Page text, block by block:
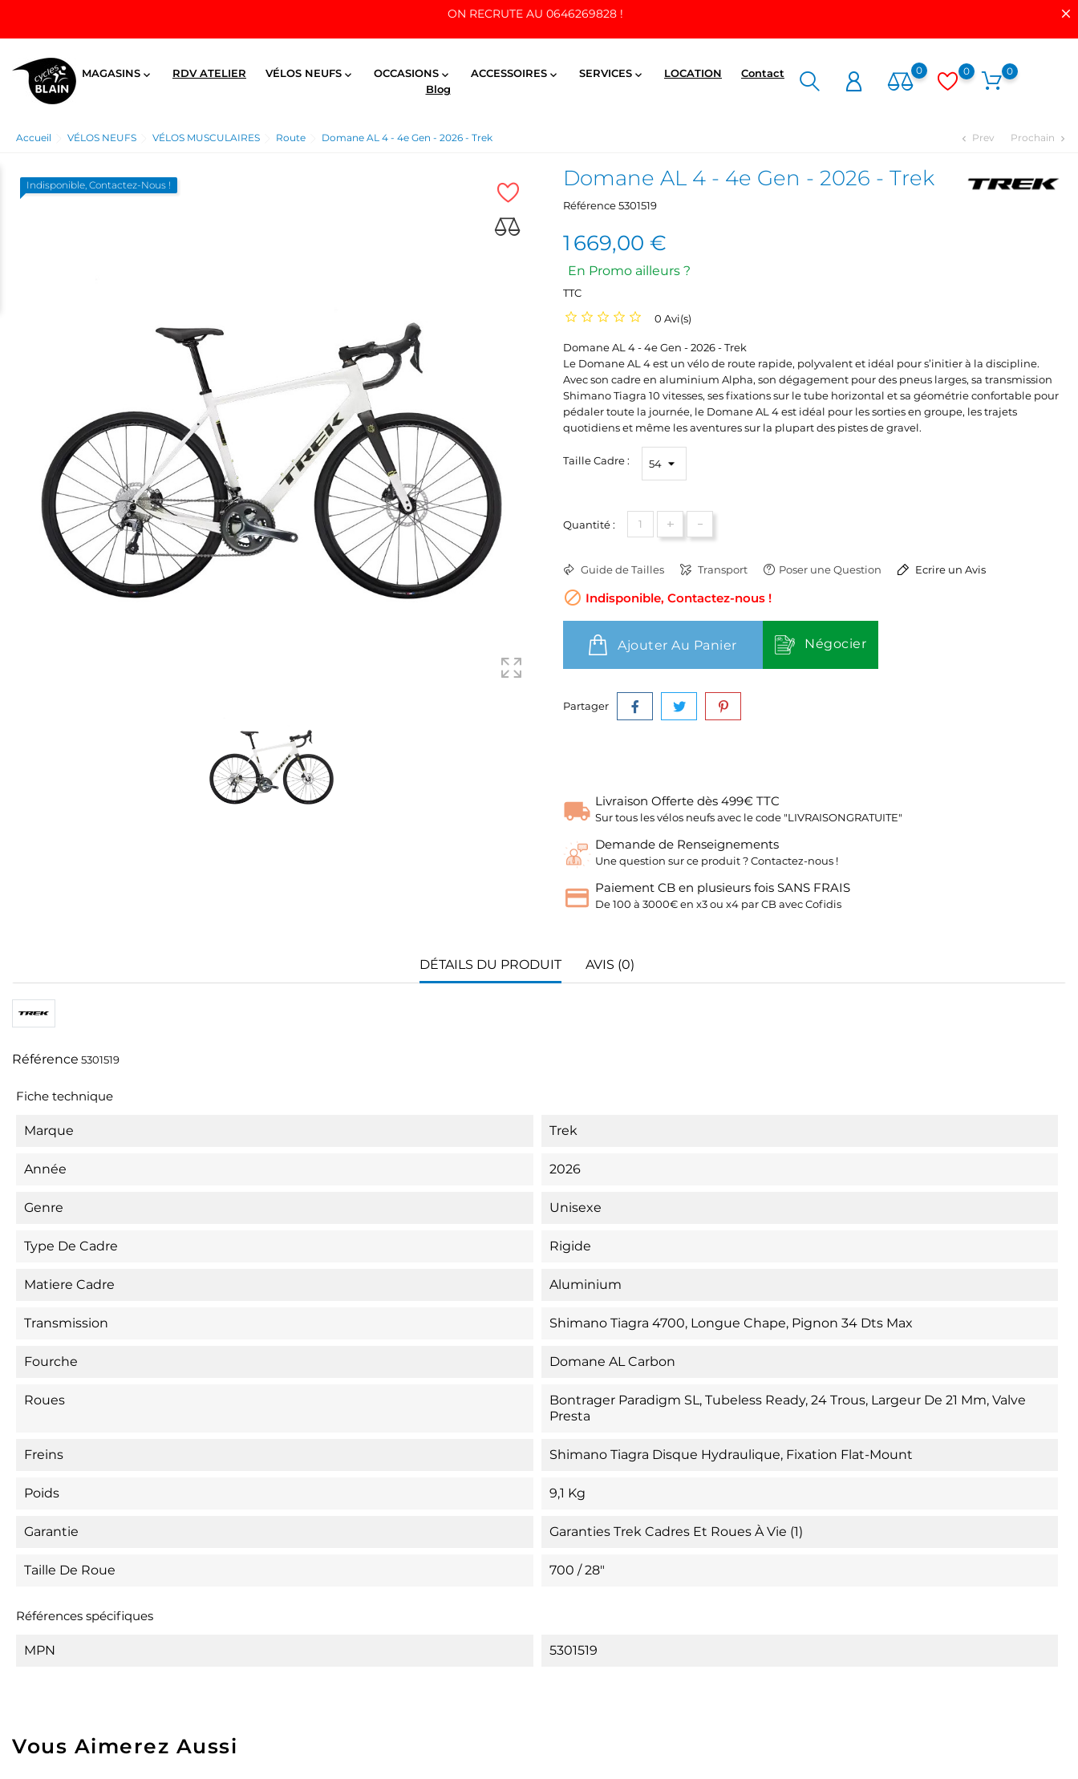
ON RECRUTE AU 0646269828 !
MAGASINS  RDV ATELIER VÉLOS NEUFS  OCCASIONS  ACCESSOIRES  SERVICES  LOCATION
Contact
Blog
0 0 0
Accueil VÉLOS NEUFS VÉLOS MUSCULAIRES Route Domane AL 4 - 4e Gen - 2026 - Trek chevron_left Prev Prochain chevron_right
Indisponible, Contactez-Nous ! Domane AL 4 - 4e Gen - 2026 - Trek
Référence5301519
1 669,00 €
En Promo ailleurs ?
TTC
0 Avi(s)
Domane AL 4 - 4e Gen - 2026 - Trek
Le Domane AL 4 est un vélo de route rapide, polyvalent et idéal pour s’initier à la discipline.
Avec son cadre en aluminium Alpha, son dégagement pour des pneus larges, sa transmission
Shimano Tiagra 10 vitesses, ses fixations sur le tube horizontal et sa géométrie confortable pour
pédaler toute la journée, le Domane AL 4 est idéal pour les sorties en groupe, les trajets
quotidiens et même les aventures sur la plupart des pistes de gravel.
Taille Cadre :
Quantité : + -
Guide de Tailles Transport Poser une Question Ecrire un Avis
 Indisponible, Contactez-nous !
Ajouter Au Panier Négocier
Partager
Livraison Offerte dès 499€ TTC
Sur tous les vélos neufs avec le code "LIVRAISONGRATUITE"
Demande de Renseignements
Une question sur ce produit ? Contactez-nous !
Paiement CB en plusieurs fois SANS FRAIS
De 100 à 3000€ en x3 ou x4 par CB avec Cofidis
DÉTAILS DU PRODUIT AVIS (0)
Référence 5301519
Fiche technique
Marque Trek
Année 2026
Genre Unisexe
Type De Cadre Rigide
Matiere Cadre Aluminium
Transmission Shimano Tiagra 4700, Longue Chape, Pignon 34 Dts Max
Fourche Domane AL Carbon
Roues
Bontrager Paradigm SL, Tubeless Ready, 24 Trous, Largeur De 21 Mm, Valve
Presta
Freins Shimano Tiagra Disque Hydraulique, Fixation Flat-Mount
Poids 9,1 Kg
Garantie Garanties Trek Cadres Et Roues À Vie (1)
Taille De Roue 700 / 28"
Références spécifiques
MPN 5301519
Vous Aimerez Aussi